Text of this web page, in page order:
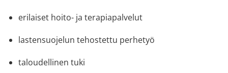
erilaiset hoito- ja terapiapalvelut
lastensuojelun tehostettu perhetyö
taloudellinen tuki